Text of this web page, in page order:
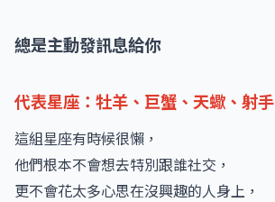
總是主動發訊息給你
代表星座：牡羊、巨蟹、天蠍、射手
這組星座有時候很懶，
他們根本不會想去特別跟誰社交，
更不會花太多心思在沒興趣的人身上，